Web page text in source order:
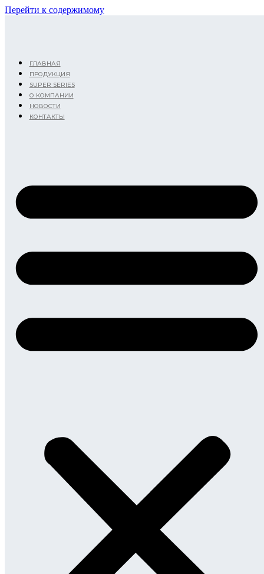
Перейти к содержимому
ГЛАВНАЯ
ПРОДУКЦИЯ
SUPER SERIES
О КОМПАНИИ
НОВОСТИ
КОНТАКТЫ